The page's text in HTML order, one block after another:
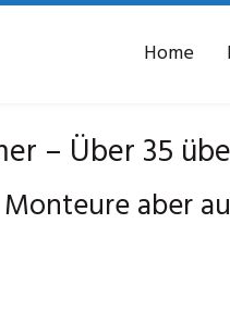
Home
– Über 35
aber